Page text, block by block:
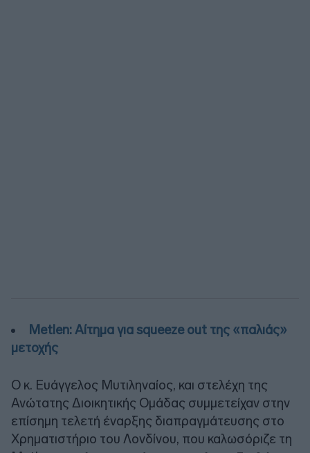
Metlen: Αίτημα για squeeze out της «παλιάς»
μετοχής
Ο κ. Ευάγγελος Μυτιληναίος, και στελέχη της
Ανώτατης Διοικητικής Ομάδας συμμετείχαν στην
επίσημη τελετή έναρξης διαπραγμάτευσης στο
Χρηματιστήριο του Λονδίνου, που καλωσόριζε τη